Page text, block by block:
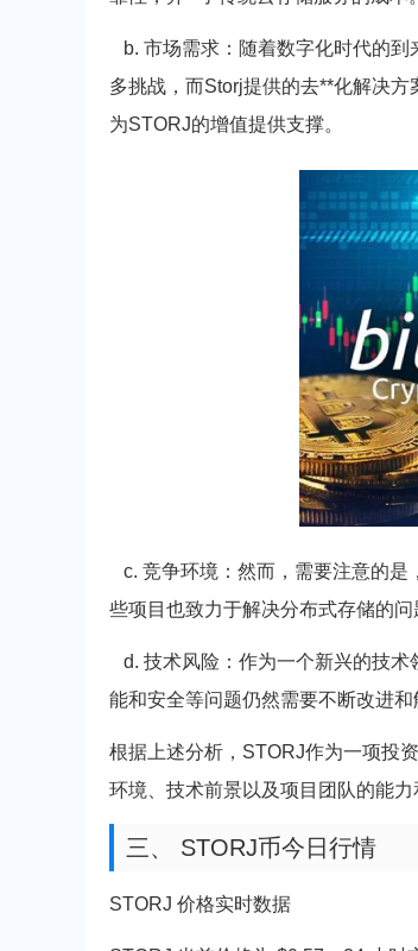
b. 市场需求：随着数字化时代的到
多挑战，而Storj提供的去**化解决方
为STORJ的增值提供支撑。
c. 竞争环境：然而，需要注意的是
些项目也致力于解决分布式存储的
d. 技术风险：作为一个新兴的技术
能和安全等问题仍然需要不断改进
根据上述分析，STORJ作为一项投
环境、技术前景以及项目团队的能力
三、 STORJ币今日行情
STORJ 价格实时数据